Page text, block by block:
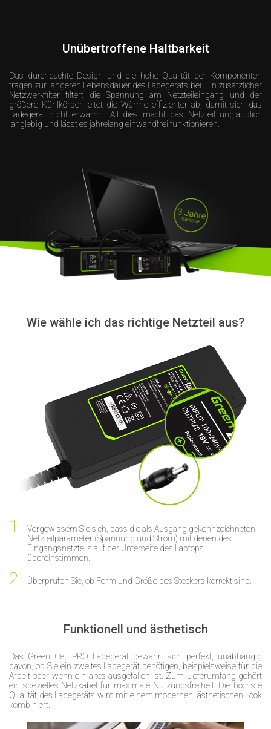
Unübertroffene Haltbarkeit
Das durchdachte Design und die hohe Qualität der Komponenten
tragen zur längeren Lebensdauer des Ladegeräts bei. Ein zusätzlicher
Netzwerkfilter filtert die Spannung am Netzteileingang und der
größere Kühlkörper leitet die Wärme effizienter ab, damit sich das
Ladegerät nicht erwärmt. All dies macht das Netzteil unglaublich
langlebig und lässt es jahrelang einwandfrei funktionieren.
Wie wähle ich das richtige Netzteil aus?
Vergewissern Sie sich, dass die als Ausgang gekennzeichneten
Netzteilparameter (Spannung und Strom) mit denen des
Eingangsnetzteils auf der Unterseite des Laptops
übereinstimmen.
Überprüfen Sie, ob Form und Größe des Steckers korrekt sind.
Funktionell und ästhetisch
Das Green Cell PRO Ladegerät bewährt sich perfekt, unabhängig
davon, ob Sie ein zweites Ladegerät benötigen, beispielsweise für die
Arbeit oder wenn ein altes ausgefallen ist. Zum Lieferumfang gehört
ein spezielles Netzkabel für maximale Nutzungsfreiheit. Die höchste
Qualität des Ladegeräts wird mit einem modernen, ästhetischen Look
kombiniert.